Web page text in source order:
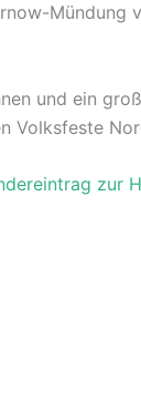
Mündung
und ein
Volksfeste
zur